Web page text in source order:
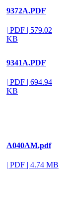
9372A.PDF
| PDF | 579.02
KB
9341A.PDF
| PDF | 694.94
KB
A040AM.pdf
| PDF | 4.74 MB